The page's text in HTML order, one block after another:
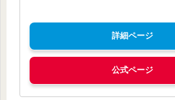
詳細ページ
公式ページ